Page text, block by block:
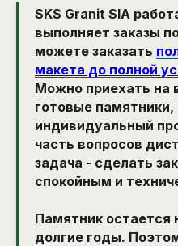
SKS Granit SIA
выполняет заказы
можете заказать
макета до полной
Можно приехать на
готовые памятники,
индивидуальный
часть вопросов
задача - сделать
спокойным и
Памятник остается
долгие годы.